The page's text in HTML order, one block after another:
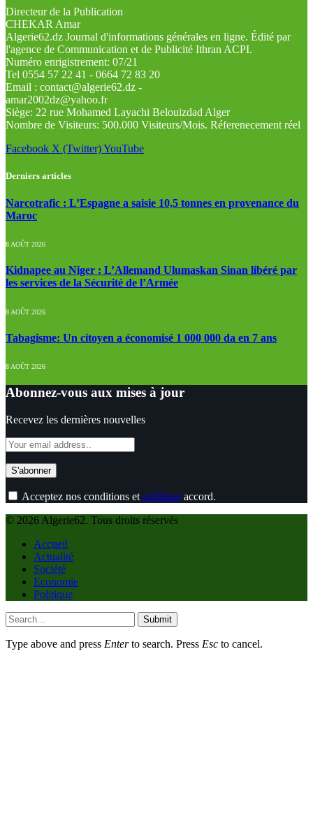
Directeur de la Publication
CHEKAR Amar
Algerie62.dz Journal d'informations générales en ligne. Édité par
l'agence de Communication et de Publicité Ithran ACPI.
Numéro enrigistrement: 07/21
Tel 0554 57 22 41 - 0664 72 83 20
Email : contact@algerie62.dz -
amar2002dz@yahoo.fr
Siège: 22 rue Mohamed Layachi Belouizdad Alger
Nombre de Visiteurs: 500.000 Visiteurs/Mois. Réferenecement réel
Facebook X (Twitter)YouTube
Derniers articles
Narcotrafic : L’Espagne a saisie 10,5 tonnes en provenance du
Maroc
8 AOÛT 2026
Kidnapee au Niger : L’Allemand Ulumaskan Sinan libéré par
les services de la Sécurité de l’Armée
8 AOÛT 2026
Tabagisme: Un citoyen a économisé 1 000 000 da en 7 ans
8 AOÛT 2026
Abonnez-vous aux mises à jour
Recevez les dernières nouvelles
Acceptez nos conditions et politique accord.
© 2026 Algerie62. Tous droits réservés
Accueil
Actualité
Société
Economie
Politique
Submit
Type above and press Enterto search. Press Esc to cancel.